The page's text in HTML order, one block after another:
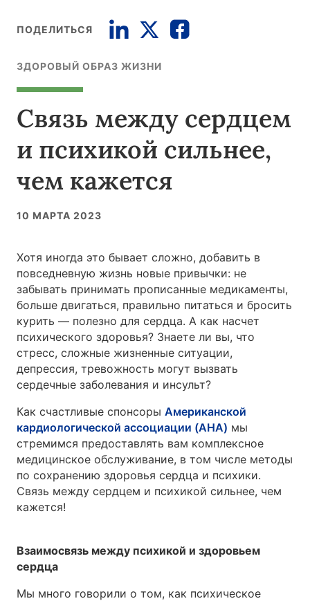
ПОДЕЛИТЬСЯ
ЗДОРОВЫЙ ОБРАЗ ЖИЗНИ
Связь между сердцем
и психикой сильнее,
чем кажется
10 МАРТА 2023
Хотя иногда это бывает сложно, добавить в
повседневную жизнь новые привычки: не
забывать принимать прописанные медикаменты,
больше двигаться, правильно питаться и бросить
курить — полезно для сердца. А как насчет
психического здоровья? Знаете ли вы, что
стресс, сложные жизненные ситуации,
депрессия, тревожность могут вызвать
сердечные заболевания и инсульт?
Как счастливые спонсоры Американской
кардиологической ассоциации (AHA) мы
стремимся предоставлять вам комплексное
медицинское обслуживание, в том числе методы
по сохранению здоровья сердца и психики.
Связь между сердцем и психикой сильнее, чем
кажется!
Взаимосвязь между психикой и здоровьем
сердца
Мы много говорили о том, как психическое